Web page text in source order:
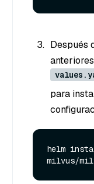
Después
para
helm